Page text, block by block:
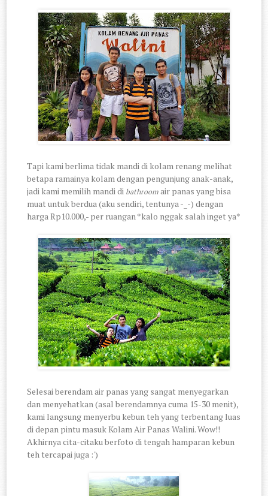
Tapi kami berlima tidak mandi di kolam renang melihat
betapa ramainya kolam dengan pengunjung anak-anak,
jadi kami memilih mandi di bathroomair panas yang bisa
muat untuk berdua (aku sendiri, tentunya -_-) dengan
harga Rp10.000,- per ruangan *kalo nggak salah inget ya*
Selesai berendam air panas yang sangat menyegarkan
dan menyehatkan (asal berendamnya cuma 15-30 menit),
kami langsung menyerbu kebun teh yang terbentang luas
di depan pintu masuk Kolam Air Panas Walini. Wow!!
Akhirnya cita-citaku berfoto di tengah hamparan kebun
teh tercapai juga :')